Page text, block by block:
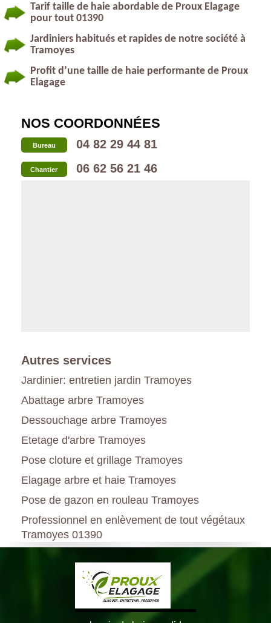
Tarif taille de haie abordable de Proux Elagage
pour tout 01390
Jardiniers habitués et rapides de notre société à
Tramoyes
Profit d’une taille de haie performante de Proux
Elagage
NOS COORDONNÉES
Bureau 04 82 29 44 81
Chantier 06 62 56 21 46
Autres services
Jardinier: entretien jardin Tramoyes
Abattage arbre Tramoyes
Dessouchage arbre Tramoyes
Etetage d'arbre Tramoyes
Pose cloture et grillage Tramoyes
Elagage arbre et haie Tramoyes
Pose de gazon en rouleau Tramoyes
Professionnel en enlèvement de tout végétaux
Tramoyes 01390